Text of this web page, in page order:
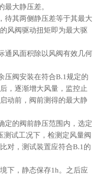
大静压差。
待其两侧静压差等于其最大
风阀驱动扭矩即为最大驱
通风面积除以风阀有效几何
压阀安装在符合B.1规定的
，逐渐增大风量，监控止
动前，阀前测得的最大静
定的阀前静压范围内，选定
测试工况下，检测定风量阀
对，测试装置应符合B.1 的
下，静态保存1h。之后应